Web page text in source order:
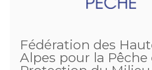
Fédération des
Alpes pour la Pêche